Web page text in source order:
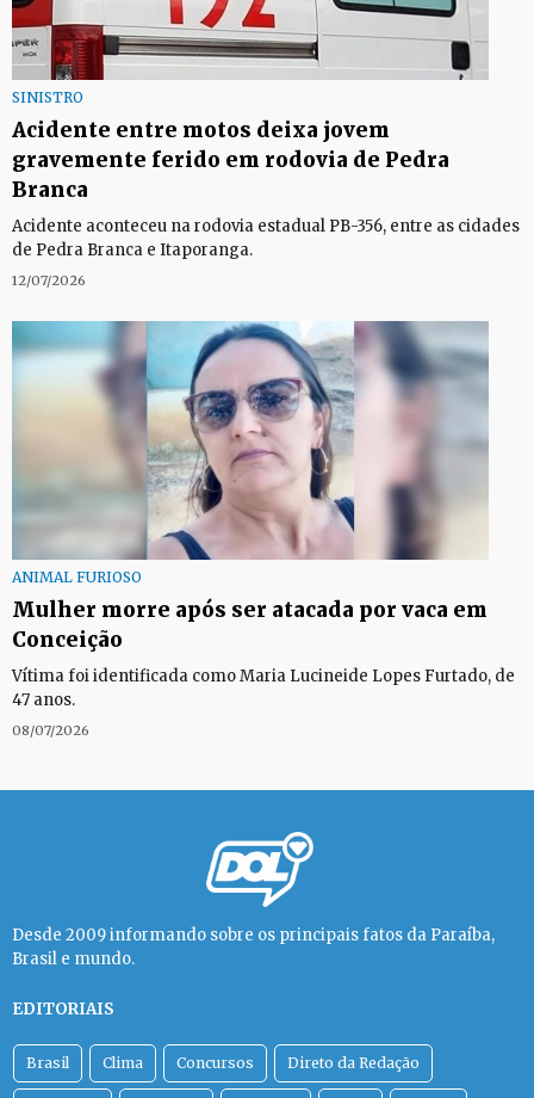
SINISTRO
Acidente entre motos deixa jovem
gravemente ferido em rodovia de Pedra
Branca
Acidente aconteceu na rodovia estadual PB-356, entre as cidades
de Pedra Branca e Itaporanga.
12/07/2026
ANIMAL FURIOSO
Mulher morre após ser atacada por vaca em
Conceição
Vítima foi identificada como Maria Lucineide Lopes Furtado, de
47 anos.
08/07/2026
Desde 2009 informando sobre os principais fatos da Paraíba,
Brasil e mundo.
EDITORIAIS
Brasil Clima Concursos Direto da Redação